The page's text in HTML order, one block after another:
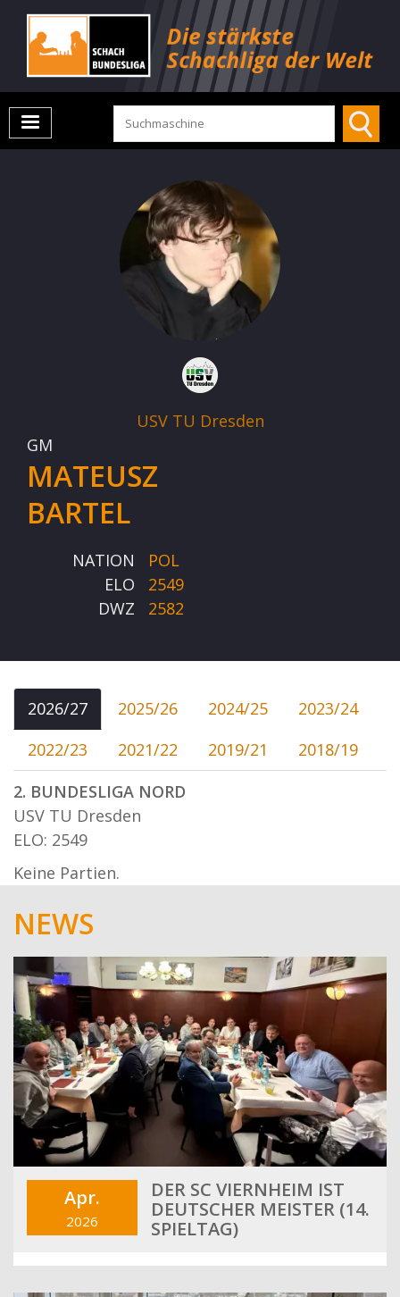
USV TU Dresden
GM
MATEUSZ
BARTEL
NATION
POL
ELO
2549
DWZ
2582
2026/27 2025/26 2024/25
2023/24
2022/23
2021/22 2019/21
2018/19
2. BUNDESLIGA NORD
USV TU Dresden
ELO: 2549
Keine Partien.
NEWS
Apr.
2026
DER SC VIERNHEIM IST
DEUTSCHER MEISTER (14.
SPIELTAG)